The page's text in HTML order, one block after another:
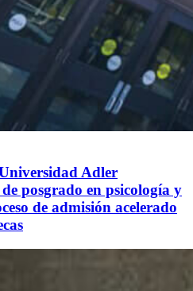
Adler
posgrado en psicología y
de admisión acelerado